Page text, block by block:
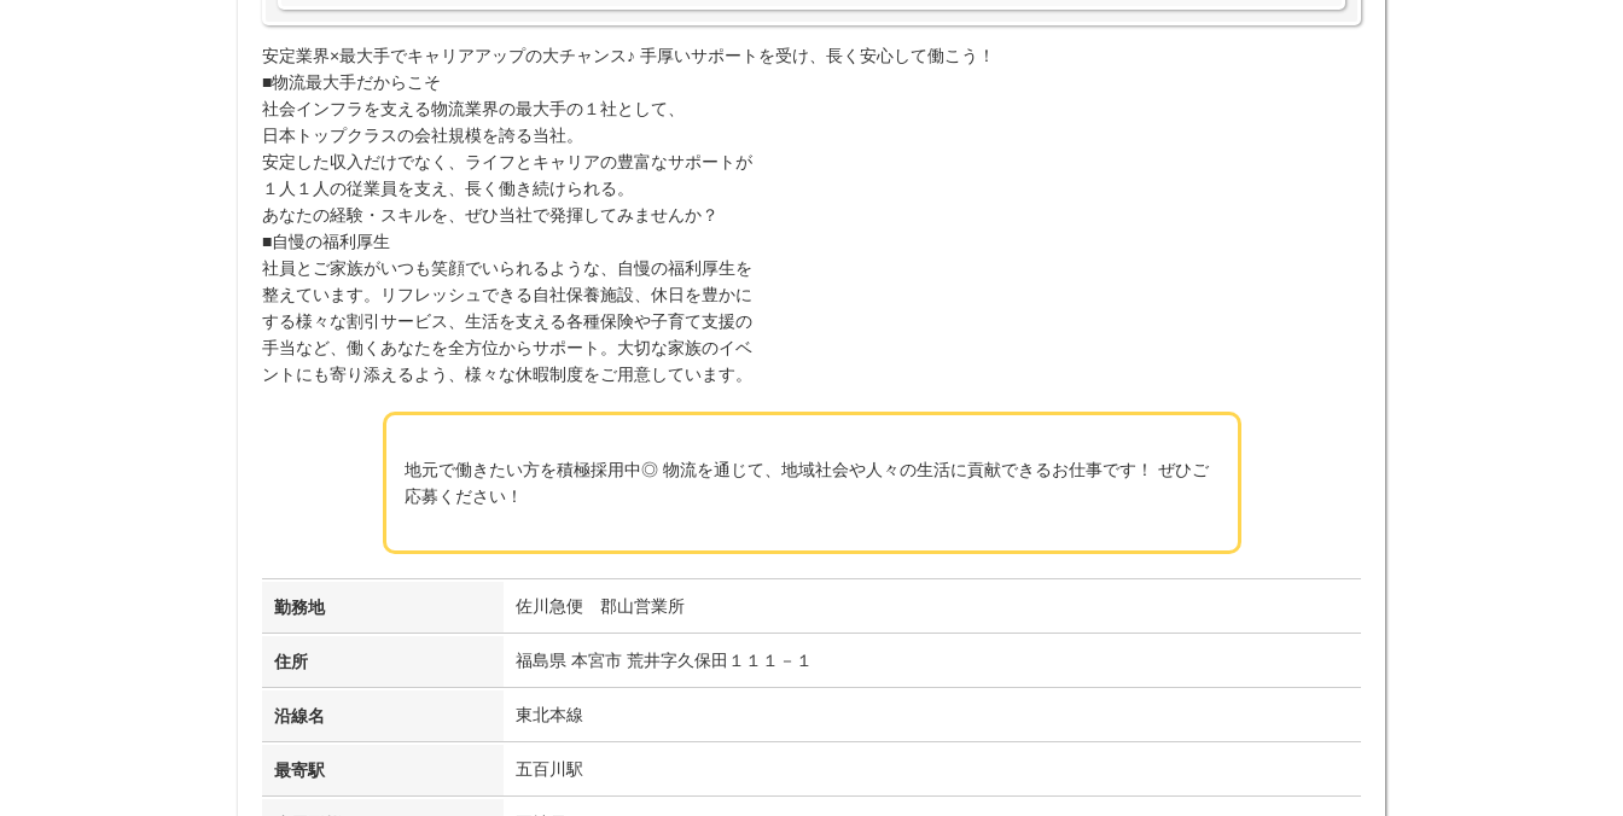
安定業界×最大手でキャリアアップの大チャンス♪ 手厚いサポートを受け、長く安心して働こう！
■物流最大手だからこそ
社会インフラを支える物流業界の最大手の１社として、
日本トップクラスの会社規模を誇る当社。
安定した収入だけでなく、ライフとキャリアの豊富なサポートが
１人１人の従業員を支え、長く働き続けられる。
あなたの経験・スキルを、ぜひ当社で発揮してみませんか？
■自慢の福利厚生
社員とご家族がいつも笑顔でいられるような、自慢の福利厚生を
整えています。リフレッシュできる自社保養施設、休日を豊かに
する様々な割引サービス、生活を支える各種保険や子育て支援の
手当など、働くあなたを全方位からサポート。大切な家族のイベ
ントにも寄り添えるよう、様々な休暇制度をご用意しています。
地元で働きたい方を積極採用中◎ 物流を通じて、地域社会や人々の生活に貢献できるお仕事です！ ぜひご
応募ください！
勤務地 佐川急便 郡山営業所
住所 福島県 本宮市 荒井字久保田１１１－１
沿線名 東北本線
最寄駅 五百川駅